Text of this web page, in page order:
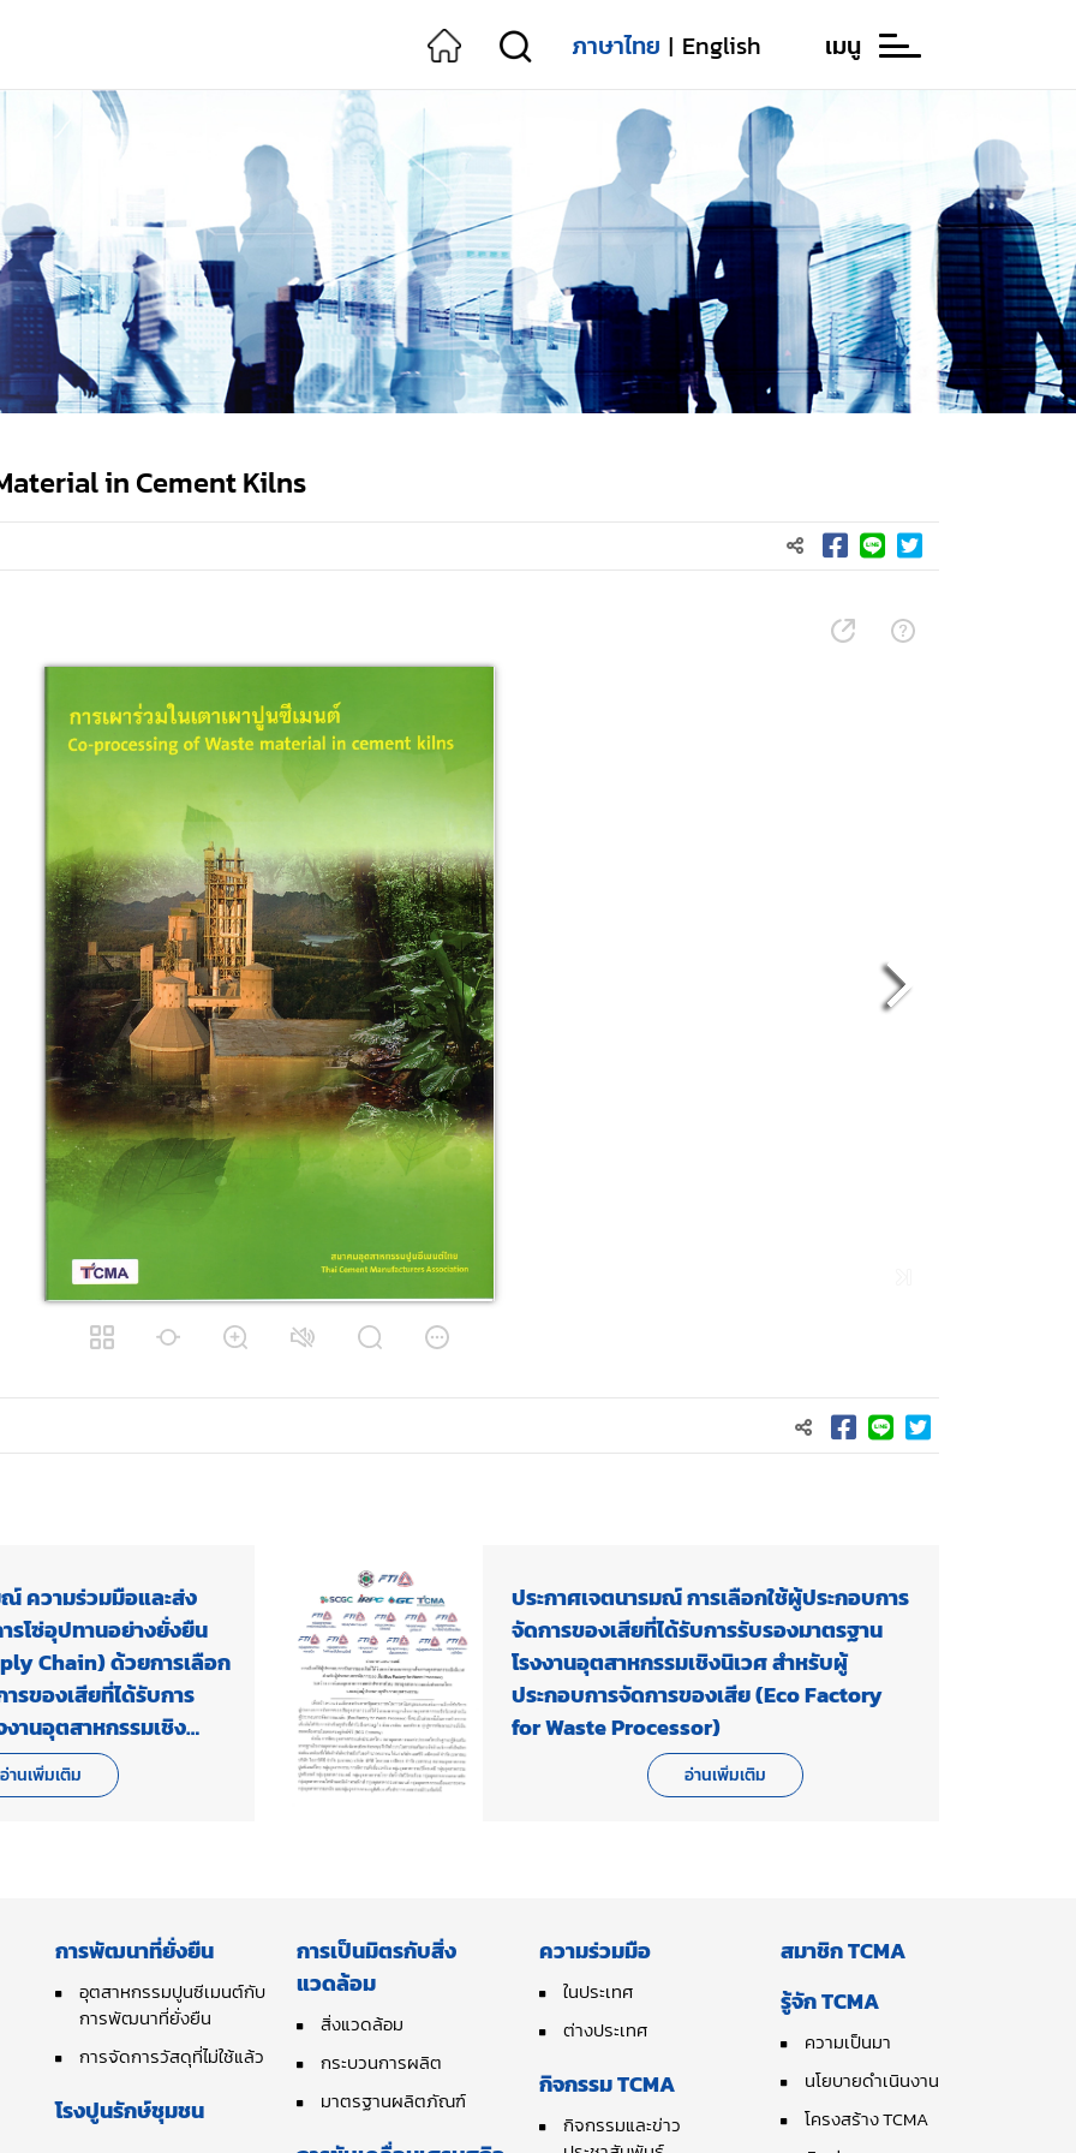
ภาษาไทย | English เมนู
in Cement Kilns
ความร่วมมือและส่ง
รโซ่อุปทานอย่างยั่งยืน
Chain) ด้วยการเลือก
รของเสียที่ได้รับการ
านอุตสาหกรรมเชิง
การจัดการของเสีย
Processor) เพื่อ
อ่านเพิ่มเติม
ประกาศเจตนารมณ์ การเลือกใช้ผู้ประกอบการ
จัดการของเสียที่ได้รับการรับรองมาตรฐาน
โรงงานอุตสาหกรรมเชิงนิเวศ สำหรับผู้
ประกอบการจัดการของเสีย (Eco Factory
for Waste Processor)
อ่านเพิ่มเติม
การพัฒนาที่ยั่งยืน
อุตสาหกรรมปูนซีเมนต์กับ
การพัฒนาที่ยั่งยืน
การจัดการวัสดุที่ไม่ใช้แล้ว
โรงปูนรักษ์ชุมชน
การเป็นมิตรกับสิ่ง
แวดล้อม
สิ่งแวดล้อม
กระบวนการผลิต
มาตรฐานผลิตภัณฑ์
ความร่วมมือ
ในประเทศ
ต่างประเทศ
กิจกรรม TCMA
กิจกรรมและข่าว
สมาชิก TCMA
รู้จัก TCMA
ความเป็นมา
นโยบายดำเนินงาน
โครงสร้าง TCMA